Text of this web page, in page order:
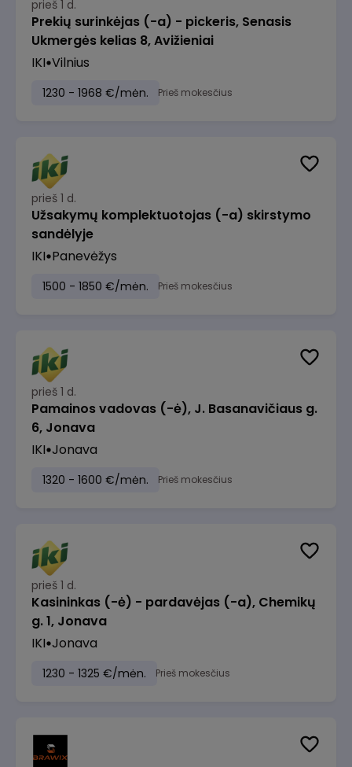
prieš 1 d.
Prekių surinkėjas (-a) - pickeris, Senasis
Ukmergės kelias 8, Avižieniai
IKI Vilnius
1230 - 1968 €/mėn. Prieš mokesčius
prieš 1 d.
Užsakymų komplektuotojas (-a) skirstymo
sandėlyje
IKI Panevėžys
1500 - 1850 €/mėn. Prieš mokesčius
prieš 1 d.
Pamainos vadovas (-ė), J. Basanavičiaus g.
6, Jonava
IKI Jonava
1320 - 1600 €/mėn. Prieš mokesčius
prieš 1 d.
Kasininkas (-ė) - pardavėjas (-a), Chemikų
g. 1, Jonava
IKI Jonava
1230 - 1325 €/mėn. Prieš mokesčius